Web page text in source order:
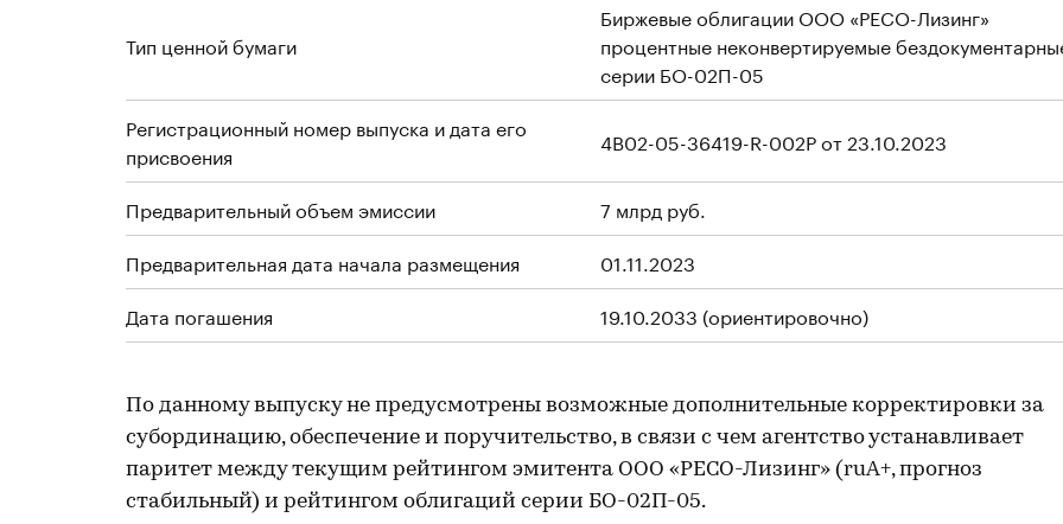
Тип ценной бумаги
Биржевые облигации ООО «РЕСО-Лизинг»
процентные неконвертируемые
серии БО-02П-05
Регистрационный номер выпуска и дата его
присвоения
4B02-05-36419-R-002P от 23.10.2023
Предварительный объем эмиссии
7 млрд руб.
Предварительная дата начала размещения
01.11.2023
Дата погашения
19.10.2033 (ориентировочно)
По данному выпуску не предусмотрены возможные дополнительные корректировки за
субординацию, обеспечение и поручительство, в связи с чем агентство устанавливает
паритет между текущим рейтингом эмитента ООО «РЕСО-Лизинг» (ruА+, прогноз
стабильный) и рейтингом облигаций серии БО-02П-05.